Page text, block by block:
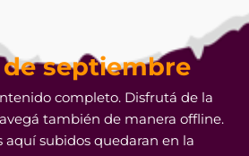
de septiembre
completo. Disfrutá de la
también de manera offline.
aquí subidos quedaran en la